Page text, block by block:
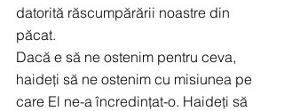
datorită răscumpărării noastre din
păcat.
Dacă e să ne ostenim pentru ceva,
haideți să ne ostenim cu misiunea pe
care El ne-a încredințat-o. Haideți să